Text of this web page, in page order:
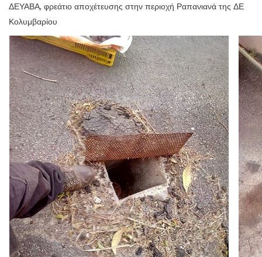
ΔΕΥΑΒΑ, φρεάτιο αποχέτευσης στην περιοχή Ραπανιανά της ΔΕ
Κολυμβαρίου